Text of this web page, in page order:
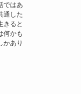
ではあ
通した
きると
何かも
かあり